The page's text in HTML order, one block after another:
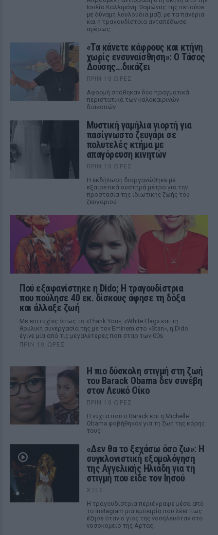
Ιουλία Καλλιμάνη: θαμώνας της πετούσε
με δύναμη λουλούδια μαζί με τα πανέρια
και η τραγουδίστρια ανταπέδωσε
αμέσως.
«Τα κάνετε κάφρους και κτήνη
χωρίς ενσυναίσθηση»: Ο Τάσος
Δούσης...δικάζει
ΠΡΙΝ 10 ΏΡΕΣ
Αφορμή στάθηκαν δύο πραγματικά
περιστατικά των καλοκαιρινών
διακοπών
Μυστική γαμήλια γιορτή για
πασίγνωστο ζευγάρι σε
πολυτελές κτήμα με
απαγόρευση κινητών
ΠΡΙΝ 10 ΏΡΕΣ
Η εκδήλωση διοργανώθηκε με
εξαιρετικά αυστηρά μέτρα για την
προστασία της ιδιωτικής ζωής του
ζευγαριού
Πού εξαφανίστηκε η Dido; Η τραγουδίστρια
που πούλησε 40 εκ. δίσκους άφησε τη δόξα
και άλλαξε ζωή
Με επιτυχίες όπως τα «Thank You», «White Flag» και τη
θρυλική συνεργασία της με τον Eminem στο «Stan», η Dido
έγινε μία από τις μεγαλύτερες ποπ σταρ των 00s
ΠΡΙΝ 10 ΏΡΕΣ
Η πιο δύσκολη στιγμή στη ζωή
του Barack Obama δεν συνέβη
στον Λευκό Οίκο
ΠΡΙΝ 10 ΏΡΕΣ
Η νύχτα που ο Barack και η Michelle
Obama φοβήθηκαν για τη ζωή της κόρης
τους
«Δεν θα το ξεχάσω όσο ζω»: Η
συγκλονιστική εξομολόγηση
της Αγγελικής Ηλιάδη για τη
στιγμή που είδε τον Ιησού
ΧΤΕΣ
Η τραγουδίστρια περιέγραψε μέσα από
το Instagram μια εμπειρία που λέει πως
έζησε όταν ο γιος της νοσηλευόταν στο
νοσοκομείο της Αρτας.